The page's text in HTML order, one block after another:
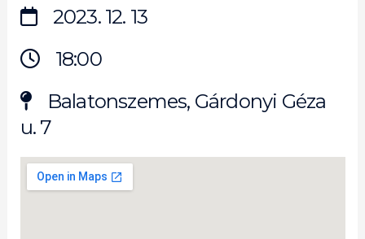
2023. 12. 13
18:00
Balatonszemes, Gárdonyi Géza
u. 7